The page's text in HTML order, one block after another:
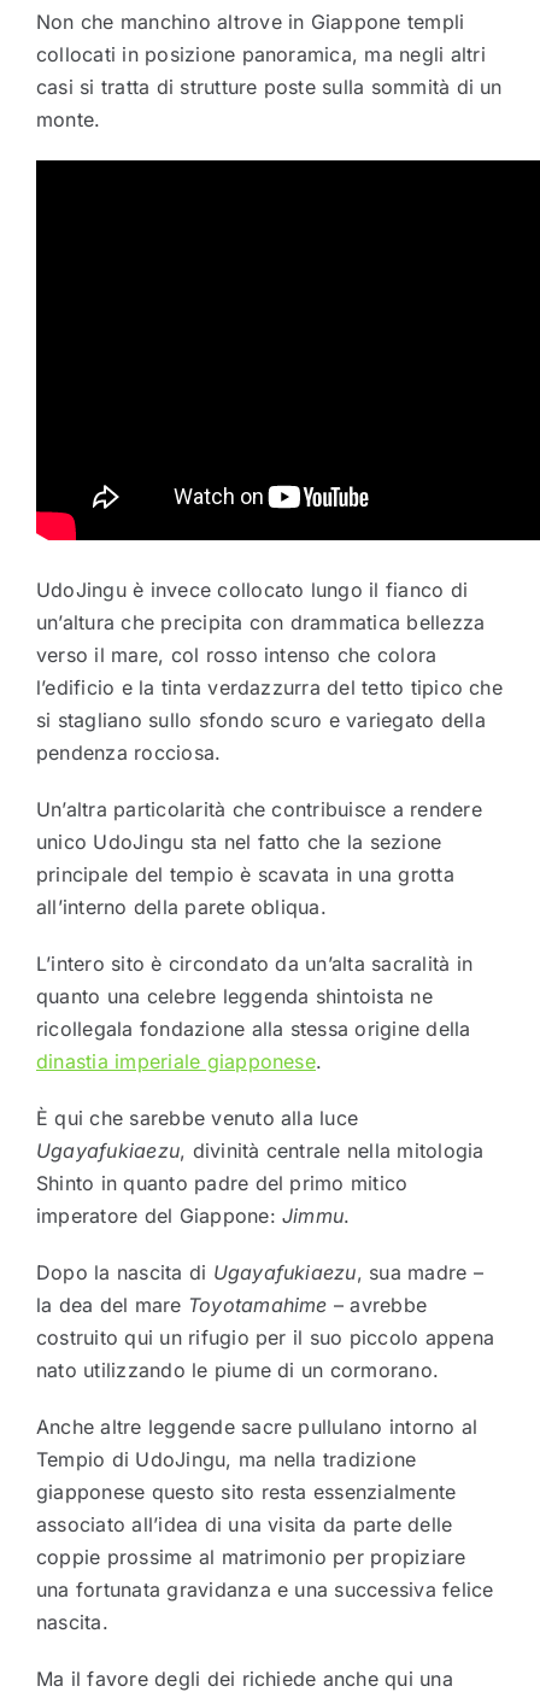
Non che manchino altrove in Giappone templi
collocati in posizione panoramica, ma negli altri
casi si tratta di strutture poste sulla sommità di un
monte.
UdoJingu è invece collocato lungo il fianco di
un’altura che precipita con drammatica bellezza
verso il mare, col rosso intenso che colora
l’edificio e la tinta verdazzurra del tetto tipico che
si stagliano sullo sfondo scuro e variegato della
pendenza rocciosa.
Un’altra particolarità che contribuisce a rendere
unico UdoJingu sta nel fatto che la sezione
principale del tempio è scavata in una grotta
all’interno della parete obliqua.
L’intero sito è circondato da un’alta sacralità in
quanto una celebre leggenda shintoista ne
ricollegala fondazione alla stessa origine della
dinastia imperiale giapponese.
È qui che sarebbe venuto alla luce
Ugayafukiaezu, divinità centrale nella mitologia
Shinto in quanto padre del primo mitico
imperatore del Giappone:Jimmu.
Dopo la nascita di Ugayafukiaezu, sua madre –
la dea del mare Toyotamahime – avrebbe
costruito qui un rifugio per il suo piccolo appena
nato utilizzando le piume di un cormorano.
Anche altre leggende sacre pullulano intorno al
Tempio di UdoJingu, ma nella tradizione
giapponese questo sito resta essenzialmente
associato all’idea di una visita da parte delle
coppie prossime al matrimonio per propiziare
una fortunata gravidanza e una successiva felice
nascita.
Ma il favore degli dei richiede anche qui una